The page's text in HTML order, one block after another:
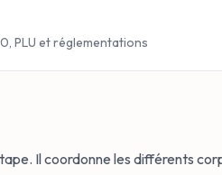
PLU et réglementations
Il coordonne les différents